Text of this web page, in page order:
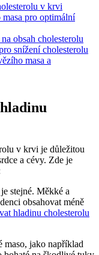
v krvi
pro optimální
obsah cholesterolu
snížení cholesterolu
masa a
v krvi je důležitou
a cévy. Zde je
stejné. Měkké a
obsahovat méně
hladinu cholesterolu
maso, jako například